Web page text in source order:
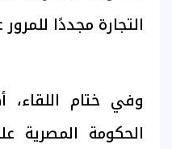
التجارة مجددًا
وفي ختام اللقاء،
الحكومة المصرية